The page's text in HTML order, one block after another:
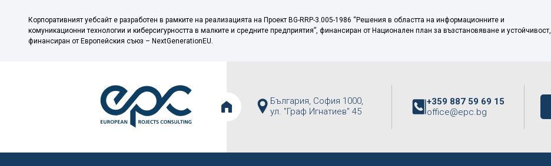
Корпоративният уебсайт е разработен в рамките на реализацията на Проект BG-RRP-3.005-1986 “Решения в областта на информационните и
комуникационни технологии и киберсигурността в малките и средните предприятия”, финансиран от Национален план за възстановяване и устойчивост,
финансиран от Европейския съюз – NextGenerationEU.
България, София 1000,
ул. "Граф Игнатиев" 45
+359 887 59 69 15
office@epc.bg